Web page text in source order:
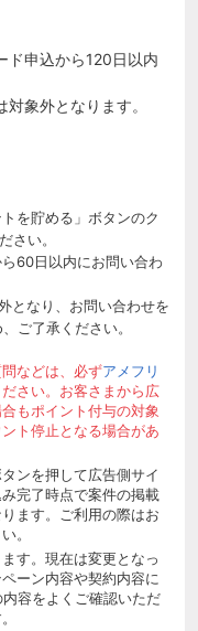
ド申込から120日以内
象外となります。
を貯める」ボタンのク
さい。
60日以内にお問い合わ
となり、お問い合わせを
ご了承ください。
などは、必ずアメフリ
さい。お客さまから広
もポイント付与の対象
ト停止となる場合があ
ンを押して広告側サイ
完了時点で案件の掲載
ます。ご利用の際はお
。
す。現在は変更となっ
ーン内容や契約内容に
容をよくご確認いただ